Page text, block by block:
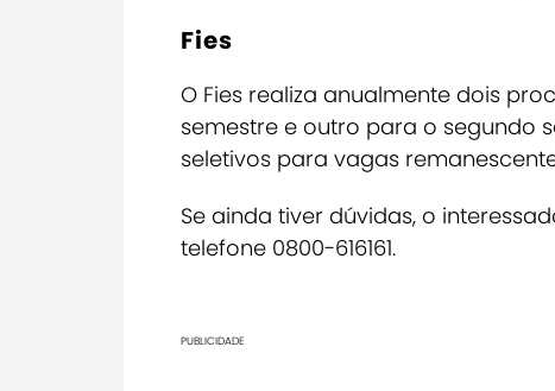
Fies
O Fies realiza anualmente dois
semestre e outro para o segundo
seletivos para vagas
Se ainda tiver dúvidas, o
telefone 0800-616161.
PUBLICIDADE